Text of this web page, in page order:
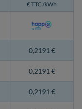
€ TTC /kWh
0,2191 €
0,2191 €
0,2191 €